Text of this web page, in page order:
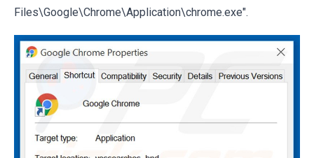
Files\Google\Chrome\Application\chrome.exe".